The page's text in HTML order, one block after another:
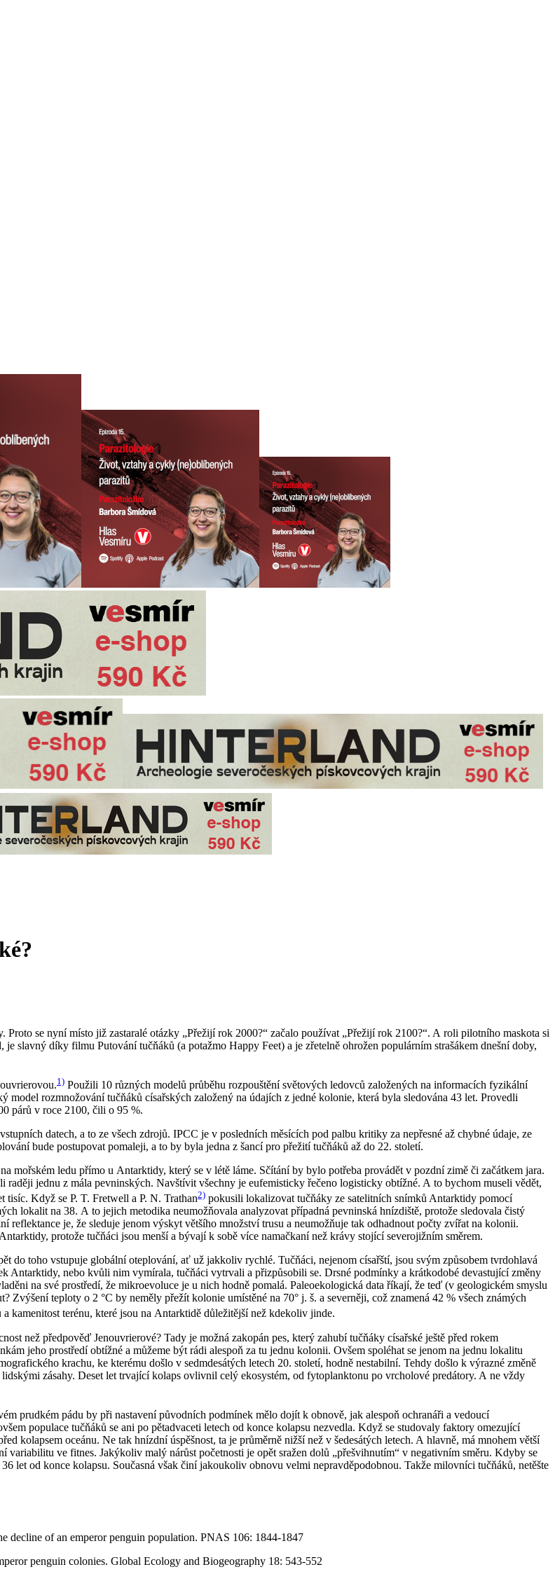
se nyní místo již zastaralé otázky „Přežijí rok 2000?“ začalo používat „Přežijí rok 2100?“. A roli pilotního maskota si
je slavný díky filmu Putování tučňáků (a potažmo Happy Feet) a je zřetelně ohrožen populárním strašákem dnešní doby,
1) Použili 10 různých modelů průběhu rozpouštění světových ledovců založených na informacích fyzikální
rozmnožování tučňáků císařských založený na údajích z jedné kolonie, která byla sledována 43 let. Provedli
párů v roce 2100, čili o 95 %.
datech, a to ze všech zdrojů. IPCC je v posledních měsících pod palbu kritiky za nepřesné až chybné údaje, ze
bude postupovat pomaleji, a to by byla jedna z šancí pro přežití tučňáků až do 22. století.
mořském ledu přímo u Antarktidy, který se v létě láme. Sčítání by bylo potřeba provádět v pozdní zimě či začátkem jara.
jednu z mála pevninských. Navštívit všechny je eufemisticky řečeno logisticky obtížné. A to bychom museli vědět,
tisíc. Když se P. T. Fretwell a P. N. Trathan2) pokusili lokalizovat tučňáky ze satelitních snímků Antarktidy pomocí
lokalit na 38. A to jejich metodika neumožňovala analyzovat případná pevninská hnízdiště, protože sledovala čistý
je, že sleduje jenom výskyt většího množství trusu a neumožňuje tak odhadnout počty zvířat na kolonii.
protože tučňáci jsou menší a bývají k sobě více namačkaní než krávy stojící severojižním směrem.
do toho vstupuje globální oteplování, ať už jakkoliv rychlé. Tučňáci, nejenom císařští, jsou svým způsobem tvrdohlavá
Antarktidy, nebo kvůli nim vymírala, tučňáci vytrvali a přizpůsobili se. Drsné podmínky a krátkodobé devastující změny
na své prostředí, že mikroevoluce je u nich hodně pomalá. Paleoekologická data říkají, že teď (v geologickém smyslu
Zvýšení teploty o 2 °C by neměly přežít kolonie umístěné na 70° j. š. a severněji, což znamená 42 % všech známých
kamenitost terénu, které jsou na Antarktidě důležitější než kdekoliv jinde.
než předpověď Jenouvrierové? Tady je možná zakopán pes, který zahubí tučňáky císařské ještě před rokem
jeho prostředí obtížné a můžeme být rádi alespoň za tu jednu kolonii. Ovšem spoléhat se jenom na jednu lokalitu
krachu, ke kterému došlo v sedmdesátých letech 20. století, hodně nestabilní. Tehdy došlo k výrazné změně
zásahy. Deset let trvající kolaps ovlivnil celý ekosystém, od fytoplanktonu po vrcholové predátory. A ne vždy
prudkém pádu by při nastavení původních podmínek mělo dojít k obnově, jak alespoň ochranáři a vedoucí
populace tučňáků se ani po pětadvaceti letech od konce kolapsu nezvedla. Když se studovaly faktory omezující
kolapsem oceánu. Ne tak hnízdní úspěšnost, ta je průměrně nižší než v šedesátých letech. A hlavně, má mnohem větší
ve fitnes. Jakýkoliv malý nárůst početnosti je opět sražen dolů „přešvihnutím“ v negativním směru. Kdyby se
let od konce kolapsu. Současná však činí jakoukoliv obnovu velmi nepravděpodobnou. Takže milovníci tučňáků, netěšte
decline of an emperor penguin population. PNAS 106: 1844-1847
penguin colonies. Global Ecology and Biogeography 18: 543-552